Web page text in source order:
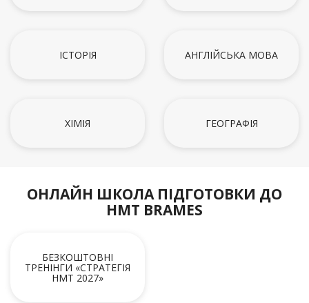
ІСТОРІЯ АНГЛІЙСЬКА МОВА
ХІМІЯ ГЕОГРАФІЯ
ОНЛАЙН ШКОЛА ПІДГОТОВКИ ДО
НМТ BRAMES
БЕЗКОШТОВНІ
ТРЕНІНГИ «СТРАТЕГІЯ
НМТ 2027»